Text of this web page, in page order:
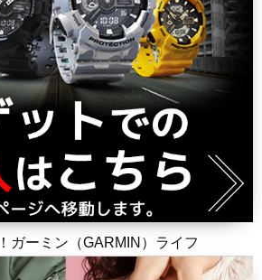
ガーミン（GARMIN）ライフ